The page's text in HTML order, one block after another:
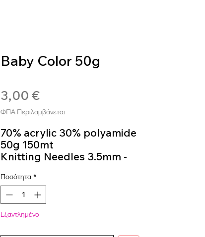
Baby Color 50g
3,00 €Τιμή
ΦΠΑ Περιλαμβάνεται
70% acrylic 30% polyamide
50g 150mt
Knitting Needles 3.5mm -
Colour 1
Ποσότητα *
Εξαντλημένο